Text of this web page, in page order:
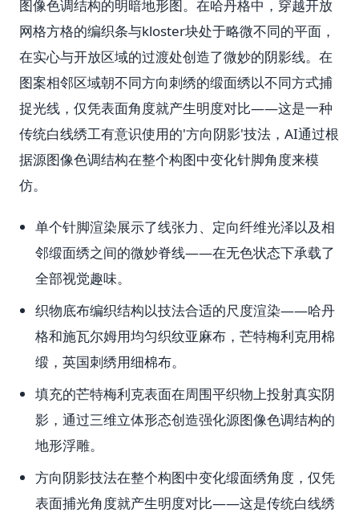
图像色调结构的明暗地形图。在哈丹格中，穿越开放
网格方格的编织条与kloster块处于略微不同的平面，
在实心与开放区域的过渡处创造了微妙的阴影线。在
图案相邻区域朝不同方向刺绣的缎面绣以不同方式捕
捉光线，仅凭表面角度就产生明度对比——这是一种
传统白线绣工有意识使用的'方向阴影'技法，AI通过根
据源图像色调结构在整个构图中变化针脚角度来模
仿。
单个针脚渲染展示了线张力、定向纤维光泽以及相
邻缎面绣之间的微妙脊线——在无色状态下承载了
全部视觉趣味。
织物底布编织结构以技法合适的尺度渲染——哈丹
格和施瓦尔姆用均匀织纹亚麻布，芒特梅利克用棉
缎，英国刺绣用细棉布。
填充的芒特梅利克表面在周围平织物上投射真实阴
影，通过三维立体形态创造强化源图像色调结构的
地形浮雕。
方向阴影技法在整个构图中变化缎面绣角度，仅凭
表面捕光角度就产生明度对比——这是传统白线绣